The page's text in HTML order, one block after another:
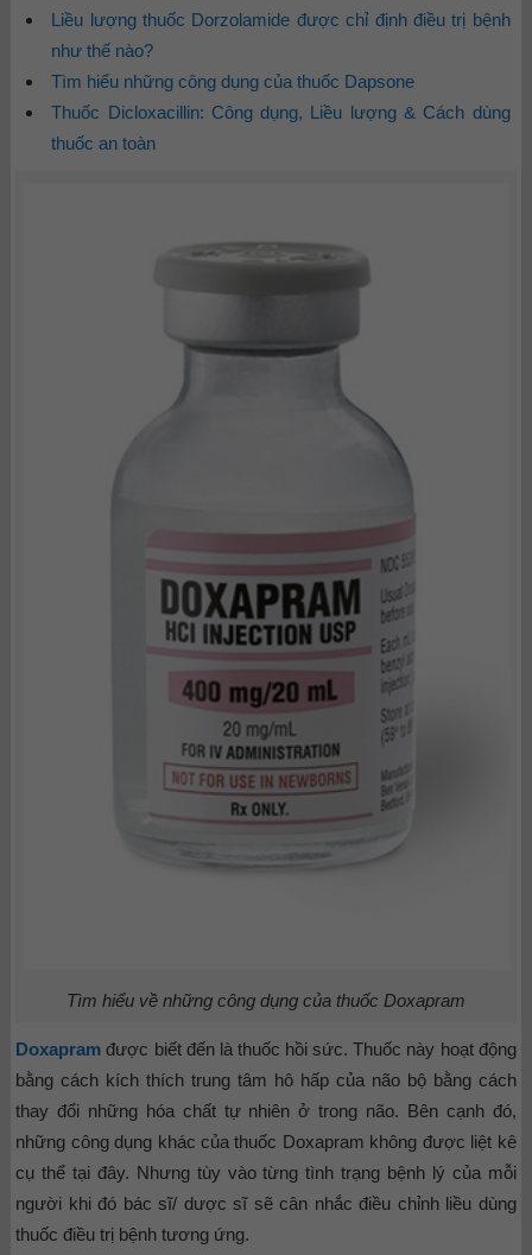
Liều lượng thuốc Dorzolamide được chỉ định điều trị bệnh
như thế nào?
Tìm hiểu những công dụng của thuốc Dapsone
Thuốc Dicloxacillin: Công dụng, Liều lượng & Cách dùng
thuốc an toàn
Tìm hiểu về những công dụng của thuốc Doxapram
Doxapram được biết đến là thuốc hồi sức. Thuốc này hoạt động
bằng cách kích thích trung tâm hô hấp của não bộ bằng cách
thay đổi những hóa chất tự nhiên ở trong não. Bên cạnh đó,
những công dụng khác của thuốc Doxapram không được liệt kê
cụ thể tại đây. Nhưng tùy vào từng tình trạng bệnh lý của mỗi
người khi đó bác sĩ/ dược sĩ sẽ cân nhắc điều chỉnh liều dùng
thuốc điều trị bệnh tương ứng.